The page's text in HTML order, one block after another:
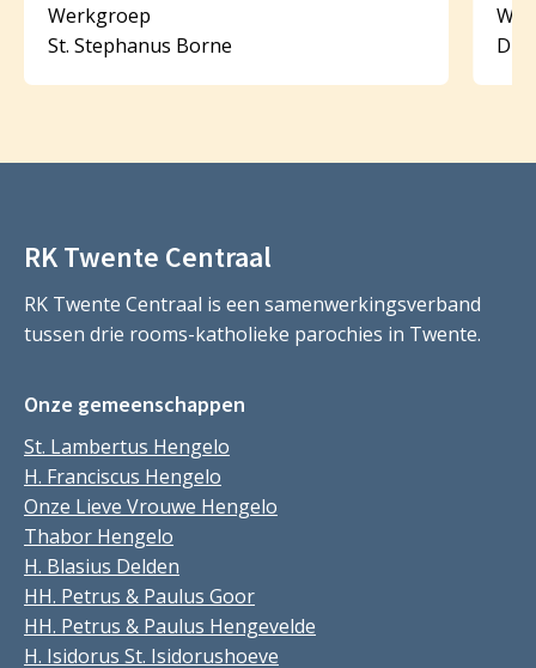
Werkgroep
St. Stephanus Borne
RK Twente Centraal
RK Twente Centraal is een samenwerkingsverband
tussen drie rooms-katholieke parochies in Twente.
Onze gemeenschappen
St. Lambertus Hengelo
H. Franciscus Hengelo
Onze Lieve Vrouwe Hengelo
Thabor Hengelo
H. Blasius Delden
HH. Petrus & Paulus Goor
HH. Petrus & Paulus Hengevelde
H. Isidorus St. Isidorushoeve